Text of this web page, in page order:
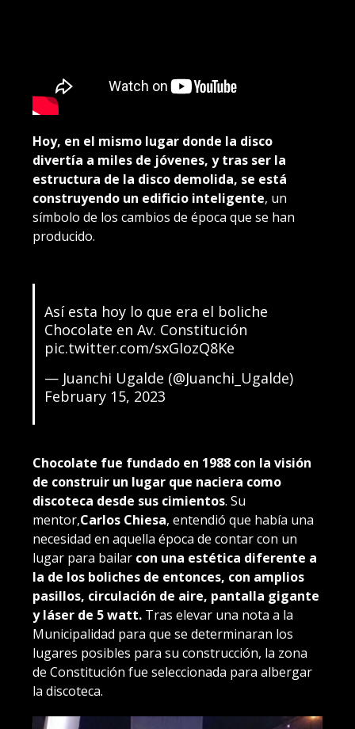
Hoy, en el mismo lugar donde la disco
divertía a miles de jóvenes, y tras ser la
estructura de la disco demolida, se está
construyendo un edificio inteligente, un
símbolo de los cambios de época que se han
producido.
Así esta hoy lo que era el boliche
Chocolate en Av. Constitución
pic.twitter.com/sxGIozQ8Ke
— Juanchi Ugalde (@Juanchi_Ugalde)
February 15, 2023
Chocolate fue fundado en 1988 con la visión
de construir un lugar que naciera como
discoteca desde sus cimientos. Su
mentor,Carlos Chiesa, entendió que había una
necesidad en aquella época de contar con un
lugar para bailar con una estética diferente a
la de los boliches de entonces, con amplios
pasillos, circulación de aire, pantalla gigante
y láser de 5 watt. Tras elevar una nota a la
Municipalidad para que se determinaran los
lugares posibles para su construcción, la zona
de Constitución fue seleccionada para albergar
la discoteca.